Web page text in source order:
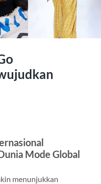
Mode Global
menunjukkan